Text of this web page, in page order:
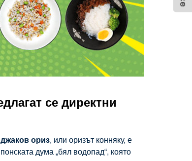
се директни
ориз, или оризът конняку, е
дума „бял ​​водопад“, която